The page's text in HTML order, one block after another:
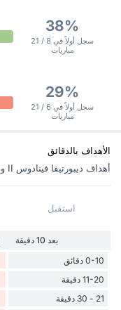
38%
سجل أولاً في 8 / 21
مباريات
29%
سجل أولاً في 6 / 21
مباريات
الأهداف بالدقائق
أهداف ديبورتيفا فينادوس II و فيلينوس 48 ‏لكل 10 و 15 دقيقة.
استقبل
بعد 10 دقيقة
0-10 دقائق
11-20 دقيقة
21 - 30 دقيقة